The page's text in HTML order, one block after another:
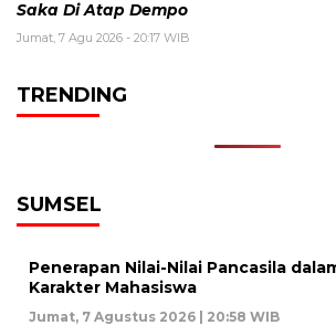
Saka Di Atap Dempo
Jumat, 7 Agu 2026 - 20:17 WIB
TRENDING
SUMSEL
Penerapan Nilai-Nilai Pancasila
Karakter Mahasiswa
Jumat, 7 Agustus 2026 | 20:58 WIB